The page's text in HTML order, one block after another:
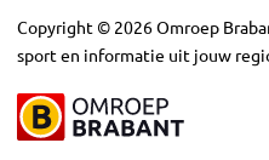
Copyright © 2026Omroep
sport en informatie uit jouw